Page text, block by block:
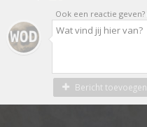
Ook een reactie geven?
Bericht toevoegen